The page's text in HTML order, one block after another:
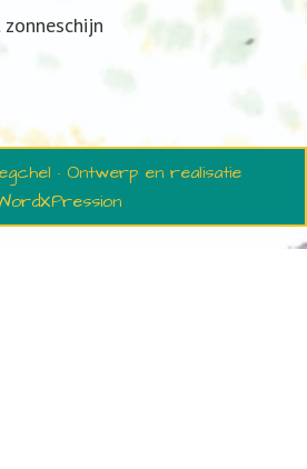
· Ontwerp en realisatie